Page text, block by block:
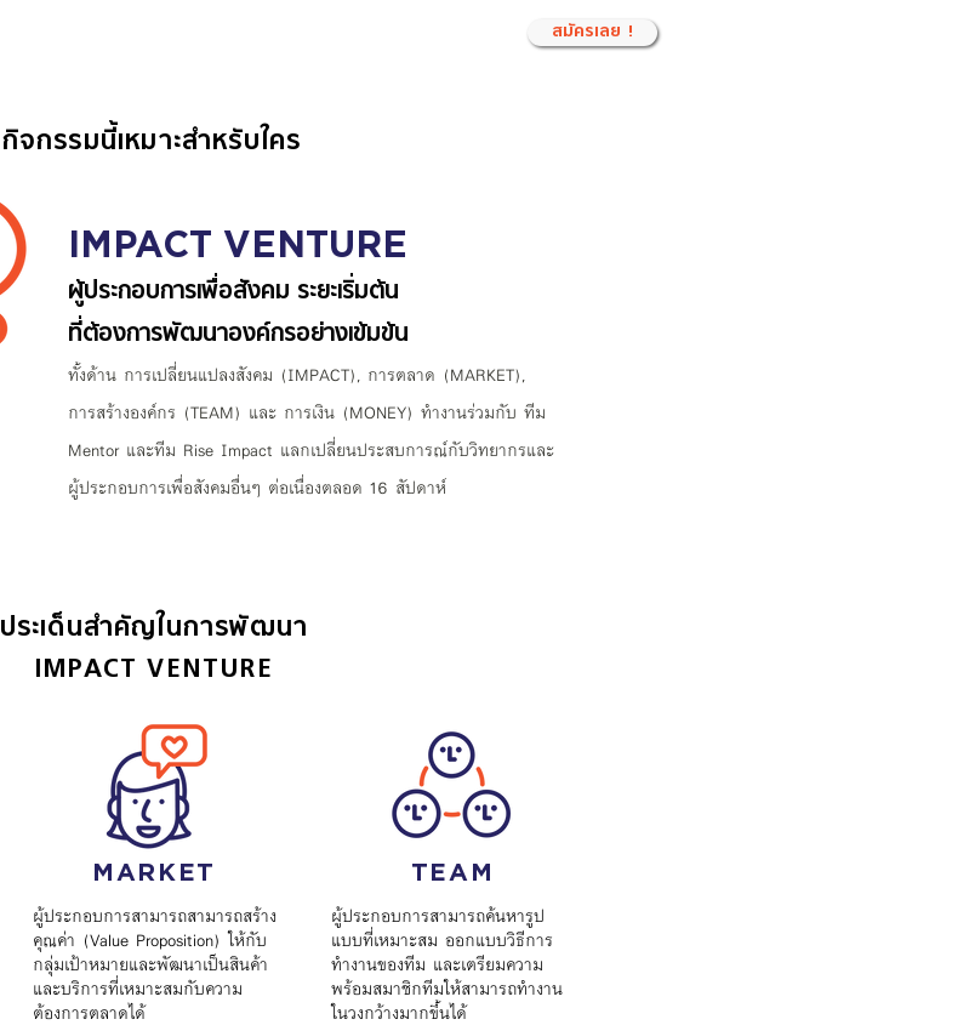
สมัครเลย !
กิจกรรมนี้เหมาะสำหรับใคร
IMPACT VENTURE
ผู้ประกอบการเพื่อสังคม ระยะเริ่มต้น
ที่ต้องการพัฒนาองค์กรอย่างเข้มข้น
ทั้งด้าน การเปลี่ยนแปลงสังคม (IMPACT), การตลาด (MARKET),
การสร้างองค์กร (TEAM) และ การเงิน (MONEY) ทำงานร่วมกับ ทีม
Mentor และทีม Rise Impact แลกเปลี่ยนประสบการณ์กับวิทยากรและ
ผู้ประกอบการเพื่อสังคมอื่นๆ ต่อเนื่องตลอด 16 สัปดาห์
ประเด็นสำคัญในการพัฒนา
IMPACT VENTURE
MARKET
ผู้ประกอบการสามารถสามารถสร้าง
คุณค่า (Value Proposition) ให้กับ
กลุ่มเป้าหมายและพัฒนาเป็นสินค้า
และบริการที่เหมาะสมกับความ
ต้องการตลาดได้
TEAM
ผู้ประกอบการสามารถค้นหารูป
แบบที่เหมาะสม ออกแบบวิธีการ
ทำงานของทีม และเตรียมความ
พร้อมสมาชิกทีมให้สามารถทำงาน
ในวงกว้างมากขึ้นได้